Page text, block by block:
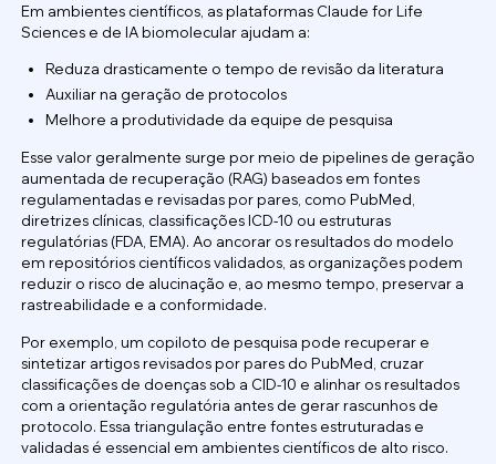
Em ambientes científicos, as plataformas Claude for Life
Sciences e de IA biomolecular ajudam a:
Reduza drasticamente o tempo de revisão da literatura
Auxiliar na geração de protocolos
Melhore a produtividade da equipe de pesquisa
Esse valor geralmente surge por meio de pipelines de geração
aumentada de recuperação (RAG) baseados em fontes
regulamentadas e revisadas por pares, como PubMed,
diretrizes clínicas, classificações ICD-10 ou estruturas
regulatórias (FDA, EMA). Ao ancorar os resultados do modelo
em repositórios científicos validados, as organizações podem
reduzir o risco de alucinação e, ao mesmo tempo, preservar a
rastreabilidade e a conformidade.
Por exemplo, um copiloto de pesquisa pode recuperar e
sintetizar artigos revisados por pares do PubMed, cruzar
classificações de doenças sob a CID-10 e alinhar os resultados
com a orientação regulatória antes de gerar rascunhos de
protocolo. Essa triangulação entre fontes estruturadas e
validadas é essencial em ambientes científicos de alto risco.